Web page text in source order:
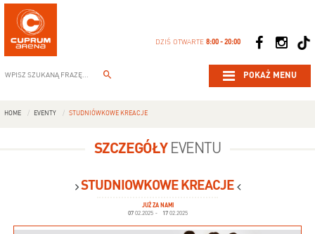
DZIŚ OTWARTE8:00 - 20:00
POKAŻ MENU
HOME EVENTY STUDNIÓWKOWE KREACJE
SZCZEGÓŁYEVENTU
STUDNIÓWKOWE KREACJE
JUŻ ZA NAMI
0702.2025 - 1702.2025